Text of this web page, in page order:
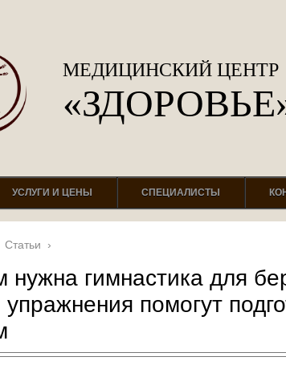
МЕДИЦИНСКИЙ ЦЕНТР
УСЛУГИ И ЦЕНЫ СПЕЦИАЛИСТЫ
Статьи ›
нужна гимнастика для
упражнения помогут